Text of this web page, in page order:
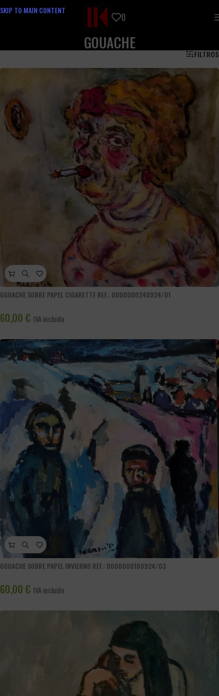
SKIP TO MAIN CONTENT
0
GOUACHE
FILTROS
GOUACHE SOBRE PAPEL CIGARETTE REF.: 0000000240924/01
60,00 € IVA incluido
GOUACHE SOBRE PAPEL INVIERNO REF.: 0000000180924/03
60,00 € IVA incluido